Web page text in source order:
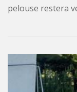
pelouse restera